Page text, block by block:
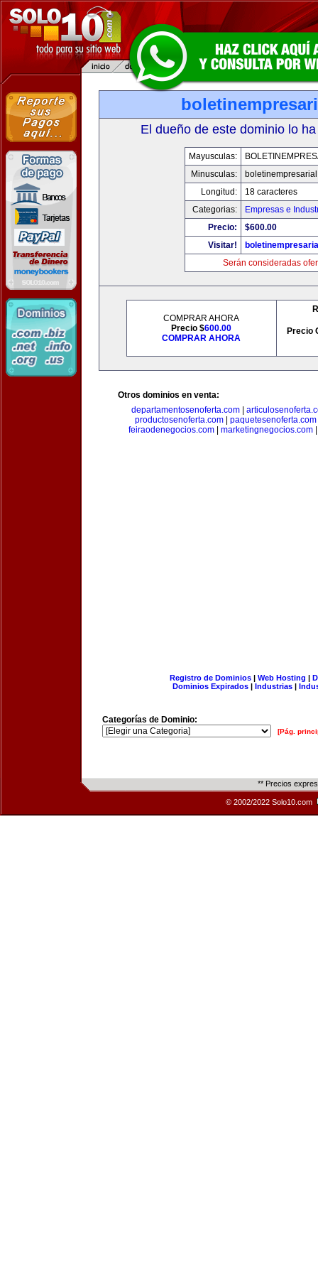
El dueño de este dominio lo
Mayusculas:
Minusculas:
Longitud:
18 caracteres
Categorias:
Empresas e
Precio:
$600.00
Visitar!
Serán consideradas
COMPRAR AHORA
Precio $600.00
COMPRAR AHORA
Precio
Otros dominios en venta:
departamentosenoferta.com
productosenoferta.com| paquetesenoferta.com
feiraodenegocios.com
marketingnegocios.com
Registro de Dominios| Web Hosting |
Dominios Expirados | Industrias |
Categorías de Dominio:
[Pág.
** Precios
© 2002/2022 Solo10.com